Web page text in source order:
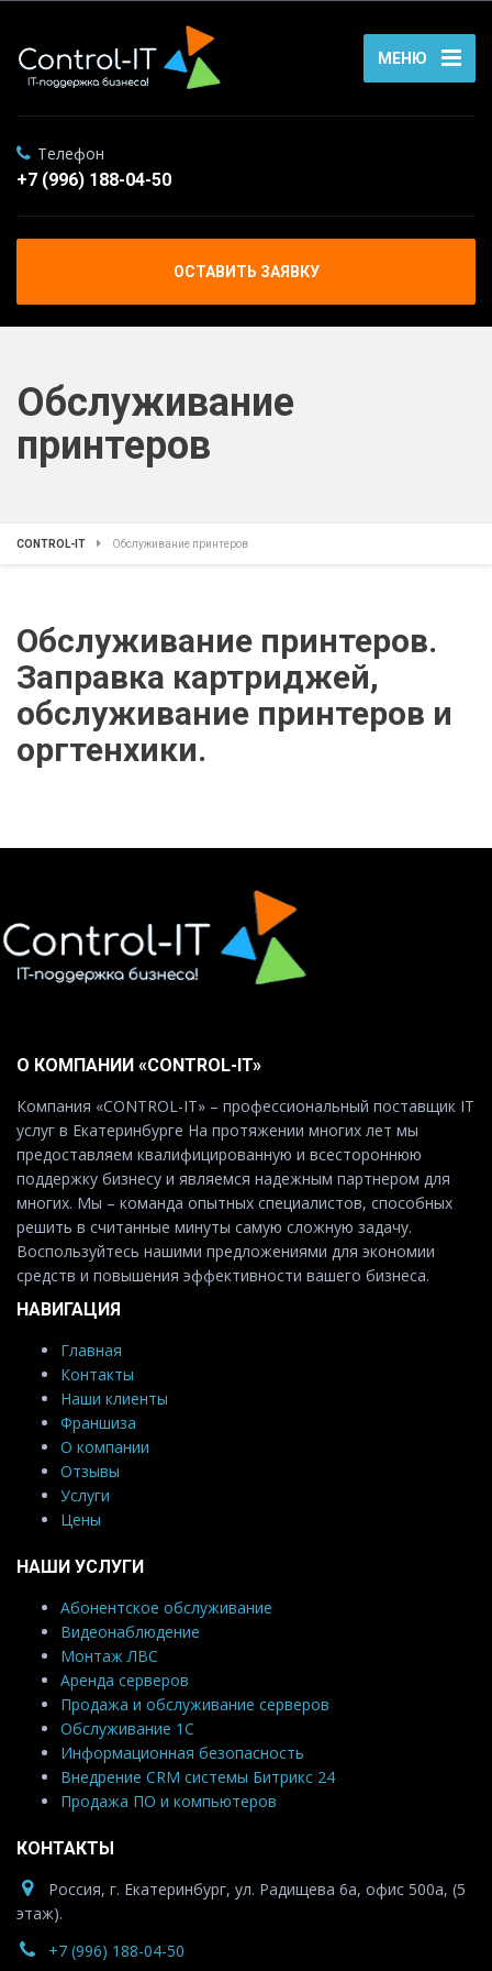
МЕНЮ
Телефон
+7 (996) 188-04-50
ОСТАВИТЬ ЗАЯВКУ
Обслуживание
принтеров
CONTROL-IT Обслуживание принтеров
Обслуживание принтеров.
Заправка картриджей,
обслуживание принтеров и
оргтенхики.
О КОМПАНИИ «CONTROL-IT»
Компания «CONTROL-IT» – профессиональный поставщик IT
услуг в Екатеринбурге На протяжении многих лет мы
предоставляем квалифицированную и всестороннюю
поддержку бизнесу и являемся надежным партнером для
многих. Мы – команда опытных специалистов, способных
решить в считанные минуты самую сложную задачу.
Воспользуйтесь нашими предложениями для экономии
средств и повышения эффективности вашего бизнеса.
НАВИГАЦИЯ
Главная
Контакты
Наши клиенты
Франшиза
О компании
Отзывы
Услуги
Цены
НАШИ УСЛУГИ
Абонентское обслуживание
Видеонаблюдение
Монтаж ЛВС
Аренда серверов
Продажа и обслуживание серверов
Обслуживание 1С
Информационная безопасность
Внедрение CRM системы Битрикс 24
Продажа ПО и компьютеров
КОНТАКТЫ
Россия, г. Екатеринбург, ул. Радищева 6а, офис 500а, (5
этаж).
+7 (996) 188-04-50